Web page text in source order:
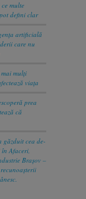
multe
defini clar
artificială
care nu
mulți
viața
prea
că
găzduit cea de-
în Afaceri,
Brașov –